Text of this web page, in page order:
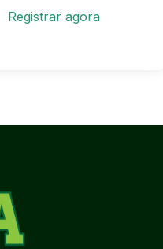
Registrar agora